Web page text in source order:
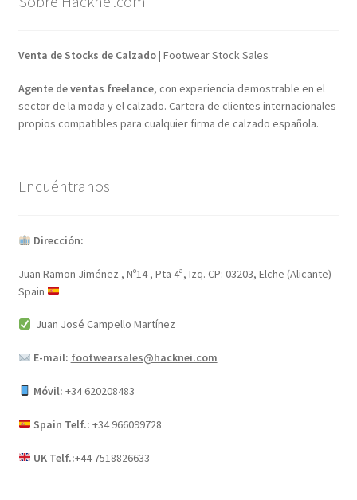
Venta de Stocks de Calzado| Footwear Stock Sales
Agente de ventas freelance, con experiencia demostrable en el
sector de la moda y el calzado. Cartera de clientes internacionales
propios compatibles para cualquier firma de calzado española.
Encuéntranos
Dirección:
Juan Ramon Jiménez , Nº14 , Pta 4ª, Izq. CP: 03203, Elche (Alicante)
Spain
Juan José Campello Martínez
E-mail: footwearsales@hacknei.com
Móvil: +34 620208483
Spain Telf.: +34 966099728
UK Telf.:+44 7518826633